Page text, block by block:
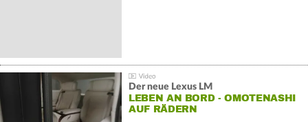
Der neue Lexus LM
LEBEN AN BORD - OMOTENASHI
AUF RÄDERN